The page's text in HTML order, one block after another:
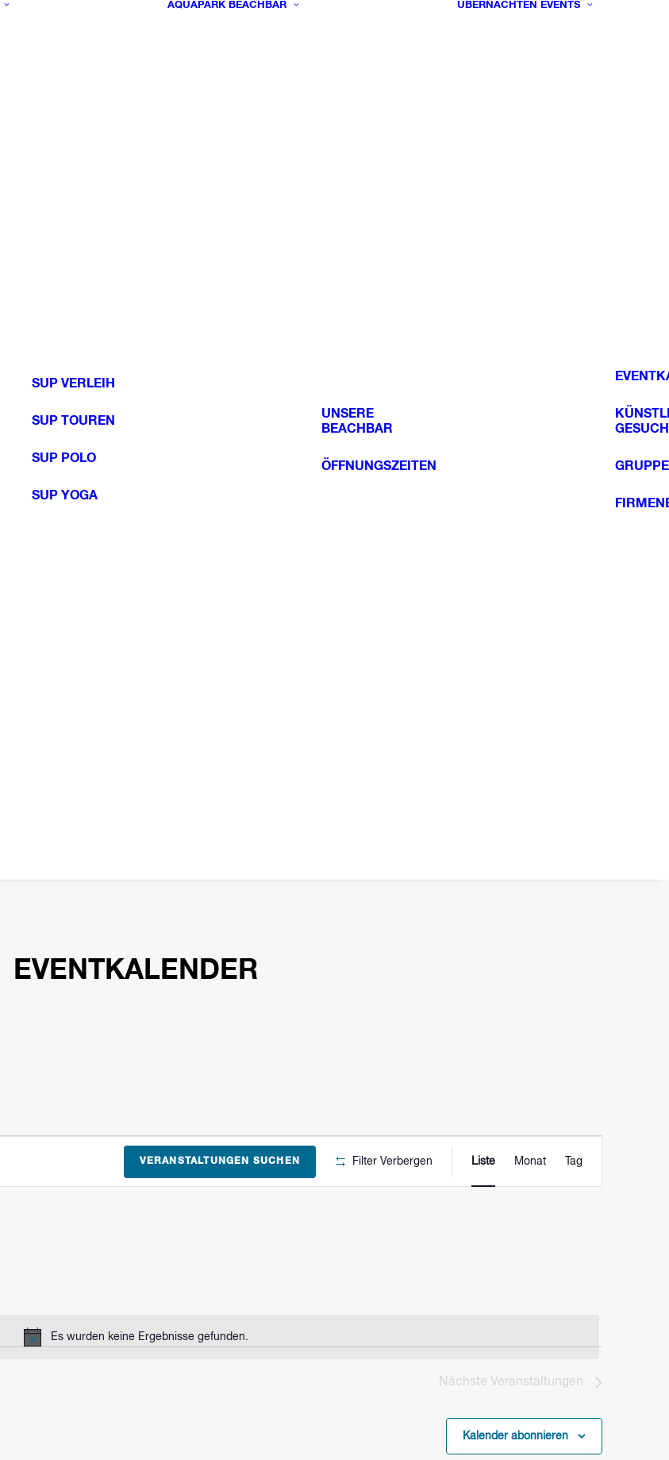
SUP VERLEIH
SUP TOUREN
SUP POLO
SUP YOGA
AQUAPARK BEACHBAR
UNSERE
BEACHBAR
ÖFFNUNGSZEITEN
ÜBERNACHTEN EVENTS
EVENTKALENDER
Hinweis
Es wurden keine Ergebnisse gefunden.
VERANSTALTUNGEN SUCHEN Filter Verbergen
ANSICHTEN-
NAVIGATION
Liste Monat Tag
Nächste Veranstaltungen
Kalender abonnieren